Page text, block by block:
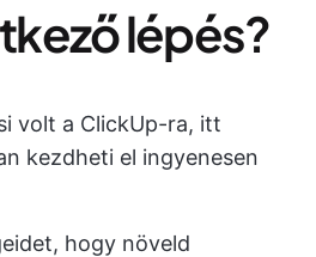
lépés?
volt a ClickUp-ra, itt
kezdheti el ingyenesen
hogy növeld